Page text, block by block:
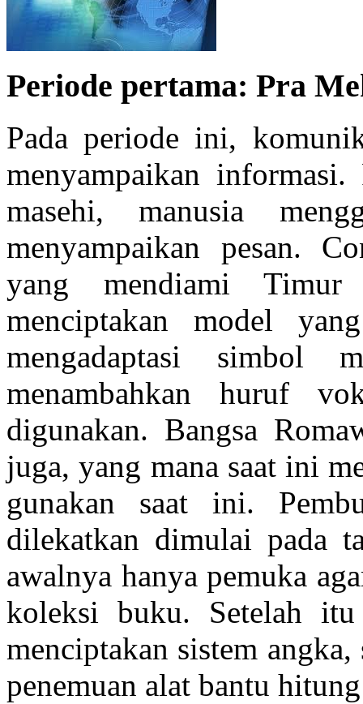
Periode pertama: Pra
Pada periode ini,
menyampaikan
masehi, manusia
menyampaikan pesan.
yang mendiami
menciptakan model
mengadaptasi simbol
menambahkan huruf
digunakan. Bangsa
juga, yang mana saat ini
gunakan saat ini.
dilekatkan dimulai pada
awalnya hanya pemuka
koleksi buku. Setelah
menciptakan sistem
penemuan alat bantu